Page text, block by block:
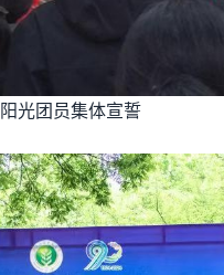
阳光团员集体宣誓